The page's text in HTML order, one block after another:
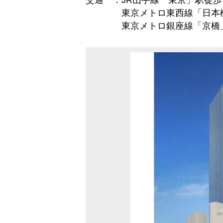
東京メトロ東西線「日本橋
東京メトロ銀座線「京橋